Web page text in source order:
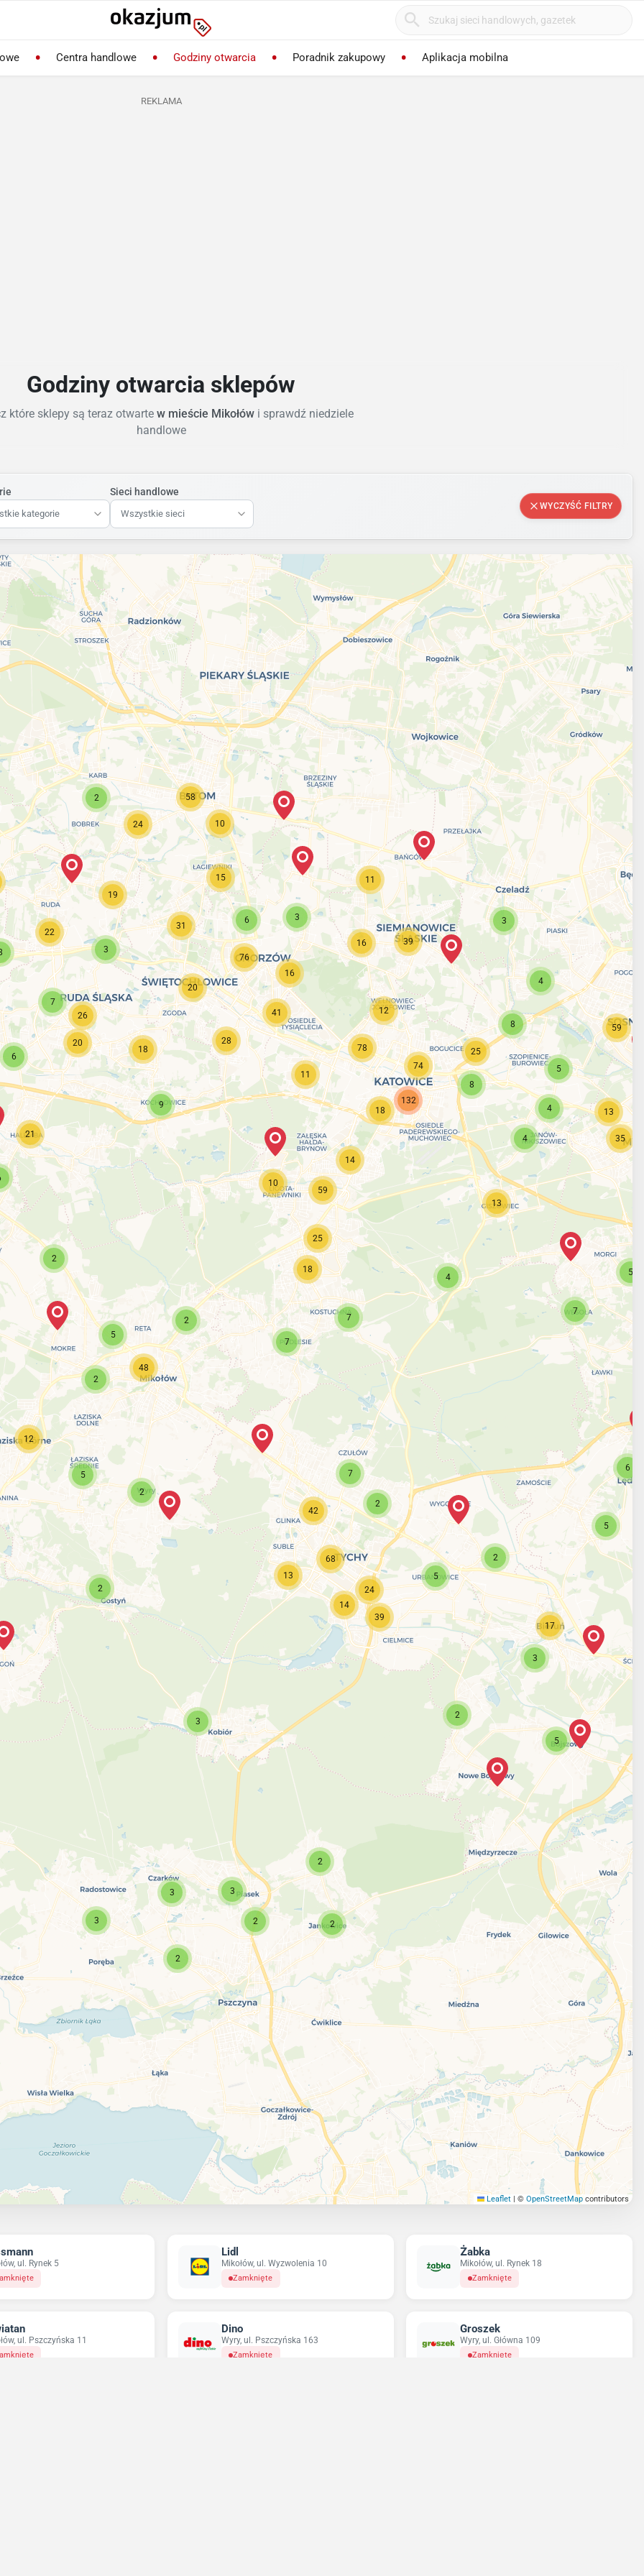
Centra handlowe Godziny otwarcia Poradnik zakupowy Aplikacja mobilna
REKLAMA
Godziny otwarcia sklepów
które sklepy są teraz otwarte w mieście Mikołów i sprawdź niedziele
handlowe
kategorie
Sieci handlowe
Wszystkie sieci
WYCZYŚĆ FILTRY
5
2
2
2
5
7
12
2
7
2
7
42
25
10
13
2
59
9
21
14
14
4
5
18
11
18
3
28
6
2
13
20
7
8
3
12
2
4
3
76
17
6
5
4
22
5
3
6
19
2
5
3
3
35
3
5
2
11
4
24
2
10
2
2
3
58
59
48
18
68
24
39
20
26 41
132
7
78
74
16
31
25
16 39
15
8
13
Leaflet | © OpenStreetMap contributors
ul. Rynek 5
Lidl
Mikołów, ul. Wyzwolenia 10
Zamknięte
Żabka
Mikołów, ul. Rynek 18
Zamknięte
ul. Pszczyńska 11
Dino
Wyry, ul. Pszczyńska 163
Zamknięte
Groszek
Wyry, ul. Główna 109
Zamknięte